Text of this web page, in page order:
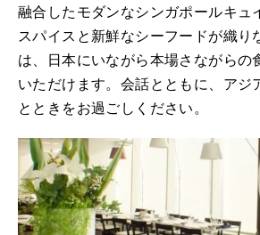
融合したモダンなシンガポールキュ
スパイスと新鮮なシーフードが織り
は、日本にいながら本場さながらの
いただけます。会話とともに、アジ
とときをお過ごしください。